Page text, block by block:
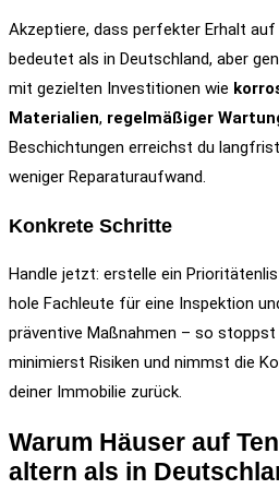
Akzeptiere, dass perfekter Erhalt
bedeutet als in Deutschland, aber
mit gezielten Investitionen wie
Materialien, regelmäßiger
Beschichtungen erreichst du
weniger Reparaturaufwand.
Konkrete Schritte
Handle jetzt: erstelle ein
hole Fachleute für eine Inspektion
präventive Maßnahmen – so stoppst
minimierst Risiken und nimmst die
deiner Immobilie zurück.
Warum Häuser auf
altern als in